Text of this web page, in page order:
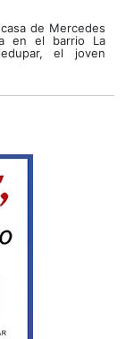
de Mercedes
en el barrio La
el joven